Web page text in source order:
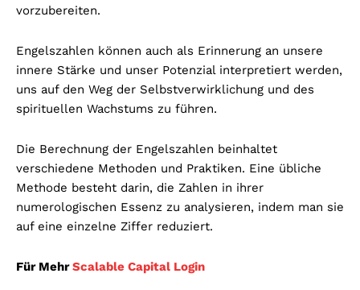
vorzubereiten.
Engelszahlen können auch als Erinnerung an unsere
innere Stärke und unser Potenzial interpretiert werden,
uns auf den Weg der Selbstverwirklichung und des
spirituellen Wachstums zu führen.
Die Berechnung der Engelszahlen beinhaltet
verschiedene Methoden und Praktiken. Eine übliche
Methode besteht darin, die Zahlen in ihrer
numerologischen Essenz zu analysieren, indem man sie
auf eine einzelne Ziffer reduziert.
Für MehrScalable Capital Login